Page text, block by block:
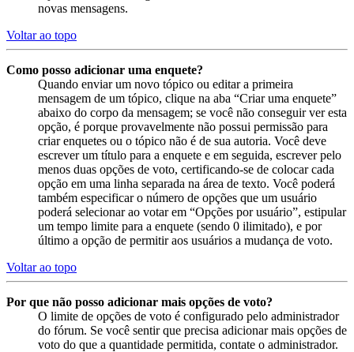
novas mensagens.
Voltar ao topo
Como posso adicionar uma enquete?
Quando enviar um novo tópico ou editar a primeira
mensagem de um tópico, clique na aba “Criar uma enquete”
abaixo do corpo da mensagem; se você não conseguir ver esta
opção, é porque provavelmente não possui permissão para
criar enquetes ou o tópico não é de sua autoria. Você deve
escrever um título para a enquete e em seguida, escrever pelo
menos duas opções de voto, certificando-se de colocar cada
opção em uma linha separada na área de texto. Você poderá
também especificar o número de opções que um usuário
poderá selecionar ao votar em “Opções por usuário”, estipular
um tempo limite para a enquete (sendo 0 ilimitado), e por
último a opção de permitir aos usuários a mudança de voto.
Voltar ao topo
Por que não posso adicionar mais opções de voto?
O limite de opções de voto é configurado pelo administrador
do fórum. Se você sentir que precisa adicionar mais opções de
voto do que a quantidade permitida, contate o administrador.